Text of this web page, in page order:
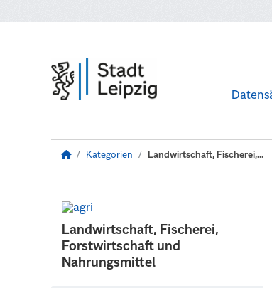
Kategorien Landwirtschaft, Fischerei,...
Landwirtschaft, Fischerei,
Forstwirtschaft und
Nahrungsmittel